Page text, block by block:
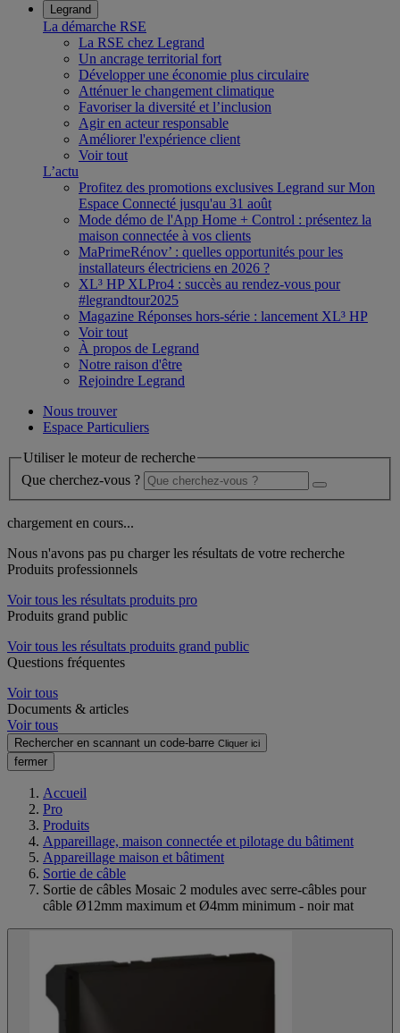
Legrand
La démarche RSE
La RSE chez Legrand
Un ancrage territorial fort
Développer une économie plus circulaire
Atténuer le changement climatique
Favoriser la diversité et l’inclusion
Agir en acteur responsable
Améliorer l'expérience client
Voir tout
L’actu
Profitez des promotions exclusives Legrand sur Mon
Espace Connecté jusqu'au 31 août
Mode démo de l'App Home + Control : présentez la
maison connectée à vos clients
MaPrimeRénov’ : quelles opportunités pour les
installateurs électriciens en 2026 ?
XL³ HP XLPro4 : succès au rendez-vous pour
#legrandtour2025
Magazine Réponses hors-série : lancement XL³ HP
Voir tout
À propos de Legrand
Notre raison d'être
Rejoindre Legrand
Nous trouver
Espace Particuliers
Utiliser le moteur de recherche
Que cherchez-vous ?
chargement en cours...
Nous n'avons pas pu charger les résultats de votre recherche
Produits professionnels
Voir tous les résultats produits pro
Produits grand public
Voir tous les résultats produits grand public
Questions fréquentes
Voir tous
Documents & articles
Voir tous
Rechercher en scannant un code-barre Cliquer ici
fermer
Accueil
Pro
Produits
Appareillage, maison connectée et pilotage du bâtiment
Appareillage maison et bâtiment
Sortie de câble
Sortie de câbles Mosaic 2 modules avec serre-câbles pour
câble Ø12mm maximum et Ø4mm minimum - noir mat